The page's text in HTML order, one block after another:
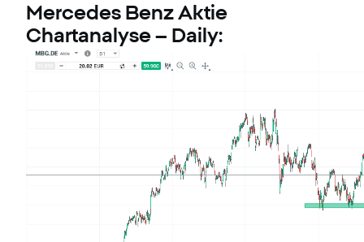
Mercedes Benz Aktie
Chartanalyse – Daily: